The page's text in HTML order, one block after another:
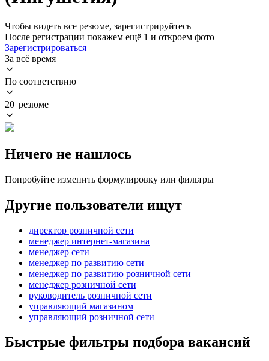
Чтобы видеть все резюме, зарегистрируйтесь
После регистрации покажем ещё 1 и откроем фото
Зарегистрироваться
За всё время
По соответствию
20 резюме
Ничего не нашлось
Попробуйте изменить формулировку или фильтры
Другие пользователи ищут
директор розничной сети
менеджер интернет-магазина
менеджер сети
менеджер по развитию сети
менеджер по развитию розничной сети
менеджер розничной сети
руководитель розничной сети
управляющий магазином
управляющий розничной сети
Быстрые фильтры подбора вакансий